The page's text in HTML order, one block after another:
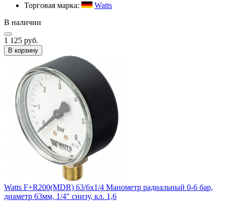
Торговая марка:
Watts
В наличии
1 125 руб.
В корзину
Watts F+R200(MDR) 63/6x1/4 Манометр радиальный 0-6 бар,
диаметр 63мм, 1/4" снизу, кл. 1,6